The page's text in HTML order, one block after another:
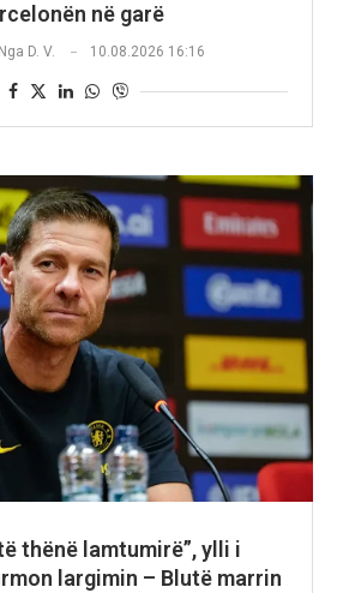
në garë
Nga D. V. 10.08.2026 16:16
thënë lamtumirë”, ylli i
largimin – Blutë marrin